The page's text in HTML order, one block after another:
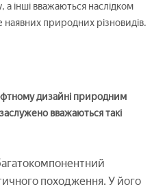
а інші вважаються наслідком
природних різновидів.
дизайні природним
вважаються такі
походження. У його